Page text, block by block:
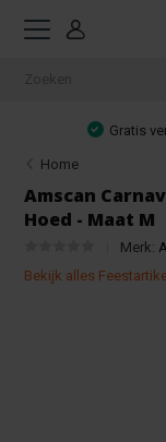
Gratis verzending
Home
Amscan
Hoed - Maat M
Merk:
Bekijk alles